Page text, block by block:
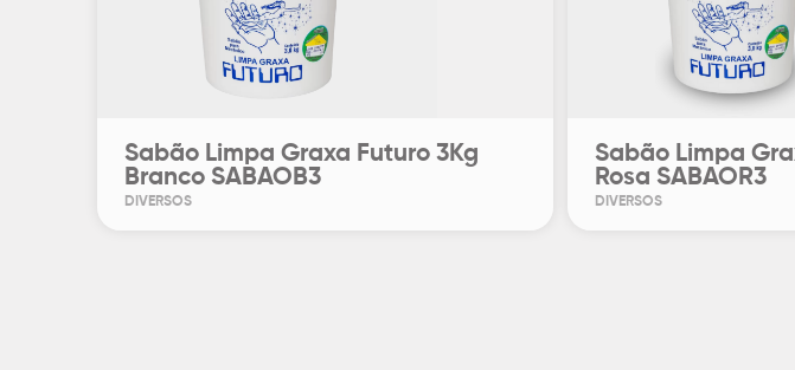
Sabão Limpa Graxa Futuro 3Kg
Branco SABAOB3
DIVERSOS
Sabão Limpa
Rosa SABAOR3
DIVERSOS